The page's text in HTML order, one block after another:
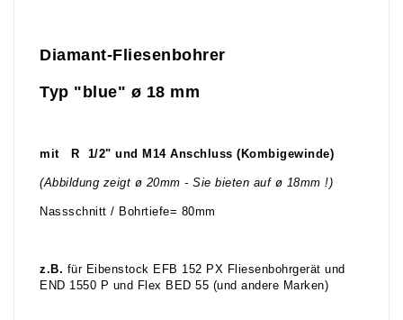
Diamant-Fliesenbohrer
Typ "blue" ø 18 mm
mit R 1/2" und M14 Anschluss (Kombigewinde)
(Abbildung zeigt ø 20mm - Sie bieten auf ø 18mm !)
Nassschnitt / Bohrtiefe= 80mm
z.B. für Eibenstock EFB 152 PX Fliesenbohrgerät und
END 1550 P und Flex BED 55 (und andere Marken)